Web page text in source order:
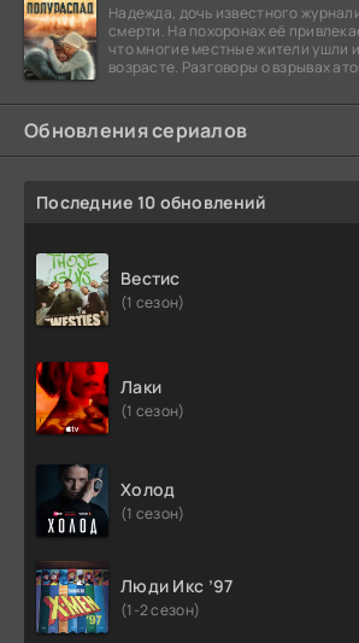
Надежда, дочь известного
смерти. На похоронах её
что многие местные жители ушли
возрасте. Разговоры о взрывах
Обновления сериалов
Последние 10 обновлений
Вестис
(1 сезон)
Лаки
(1 сезон)
Холод
(1 сезон)
Люди Икс ’97
(1-2 сезон)